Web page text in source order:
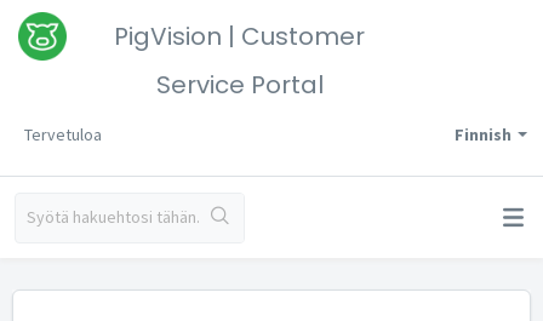
PigVision | Customer
Service Portal
Finnish
Tervetuloa